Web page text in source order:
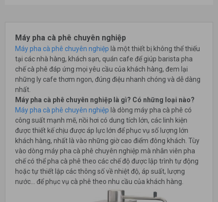
Máy pha cà phê chuyên nghiệp
Máy pha cà phê chuyên nghiệp là một thiết bị không thể thiếu
tại các nhà hàng, khách sạn, quán cafe để giúp barista pha
chế cà phê đáp ứng mọi yêu cầu của khách hàng, đem lại
những ly cafe thơm ngon, đúng điệu nhanh chóng và dễ dàng
nhất.
Máy pha cà phê chuyên nghiệp là gì? Có những loại nào?
Máy pha cà phê chuyên nghiệp là dòng máy pha cà phê có
công suất mạnh mẽ, nồi hơi có dung tích lớn, các linh kiện
được thiết kế chịu được áp lực lớn để phục vụ số lượng lớn
khách hàng, nhất là vào những giờ cao điểm đông khách. Tùy
vào dòng máy pha cà phê chuyên nghiệp mà nhân viên pha
chế có thể pha cà phê theo các chế độ được lập trình tự động
hoặc tự thiết lập các thông số về nhiệt độ, áp suất, lượng
nước... để phục vụ cà phê theo nhu cầu của khách hàng.